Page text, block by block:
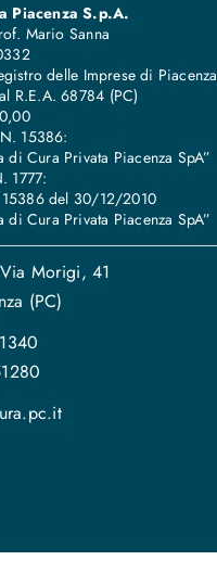
Piacenza S.p.A.
Mario Sanna
delle Imprese di Piacenza
R.E.A. 68784 (PC)
15386:
di Cura Privata Piacenza SpA”
1777:
15386 del 30/12/2010
di Cura Privata Piacenza SpA”
Morigi, 41
(PC)